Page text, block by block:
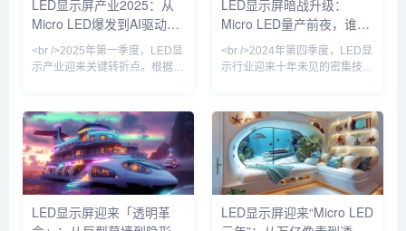
以下超微间距产品，将LED显示
屏从“远观巨幕”推向“近触视界”
仅存在于实验室的“终极显示技
术”，正加速走向高端商用与家
LED显示屏产业2025：从
Micro LED爆发到AI驱动的
户外媒体革命
<br />2025年第一季度，LED显
示产业迎来关键转折点。根据最
LED显示屏进入小批量量产阶
段，像素间距突破P0.3以下，亮
度提升至5000nit以上，功耗较
传统COB方案降低40%。产业
链上游的驱动IC芯片、巨量转移
设备订单同比增长230%，核心
设备商Kulicke & Soffa的产能已
LED显示屏暗战升级：
Micro LED量产前夜，谁在
改写千亿显示产业规则？
<br />2024年第四季度，LED显
示行业迎来十年未见的密集技术
LED巨量转移效率提升至每小时
百万颗级别，这意味着困扰行业
多年的“成本悬崖”开始松动。与
此同时，苹果手表率先采用
Micro LED微显示屏的消息再度
发酵，供应链消息称其像素密度
已突破3000PPI。与过往OLED
LED显示屏迎来「透明革
LED显示屏迎来“Micro LED